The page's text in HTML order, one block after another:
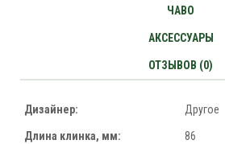
ЧАВО
АКСЕССУАРЫ
ОТЗЫВОВ (0)
Дизайнер: Другое
Длина клинка, мм: 86